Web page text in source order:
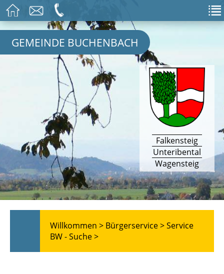
GEMEINDE BUCHENBACH
Falkensteig
Unteribental
Wagensteig
Willkommen > Bürgerservice >Service
BW - Suche >